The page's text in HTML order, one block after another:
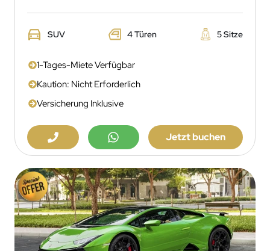
SUV 4 Türen 5 Sitze
1-Tages-Miete Verfügbar
Kaution: Nicht Erforderlich
Versicherung Inklusive
Jetzt buchen